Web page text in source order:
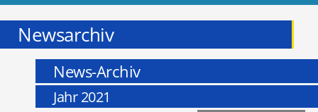
Newsarchiv
News-Archiv
Jahr 2021